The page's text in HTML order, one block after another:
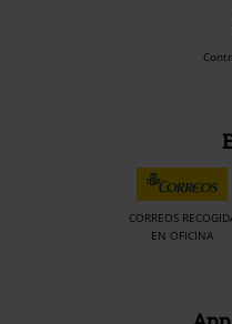
CORREOS RECOGIDA
EN OFICINA